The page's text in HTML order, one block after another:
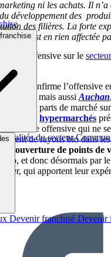
du secteur
Devenir franchisé Devenir
ni les achats. Il
développement des
des filières. La forte
n’est en rien affectée
l’offensive sur le
confirme l’offensive
mais aussi Auchan,
ses parts de marché
hypermarchés
Une offensive qui ne
de rayons bio dans
l’ouverture de points de
bio, et donc désormais par
qui apportent leur